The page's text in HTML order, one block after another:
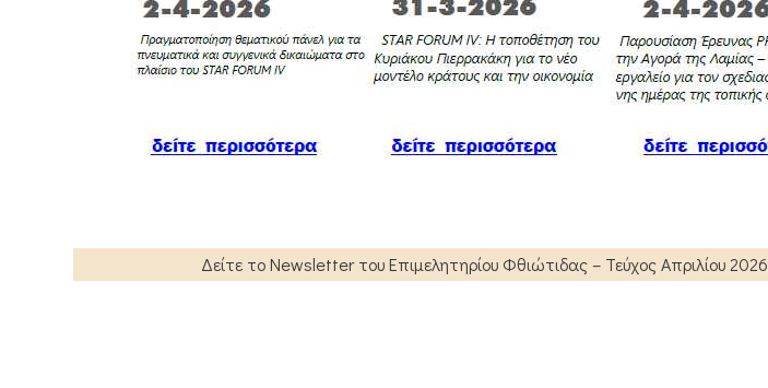
Δείτε το Newsletter του Επιμελητηρίου Φθιώτιδας – Τεύχος Απριλίου 2026